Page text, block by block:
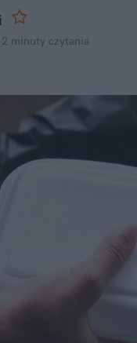
2 minuty czytania